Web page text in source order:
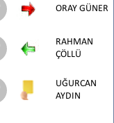
ORAY GÜNER
RAHMAN
ÇÖLLÜ
UĞURCAN
AYDIN